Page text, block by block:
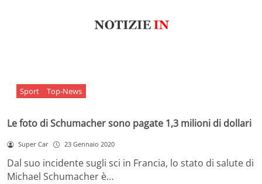
Sport Top-News
Le foto di Schumacher sono pagate 1,3 milioni di dollari
Super Car 23 Gennaio 2020
Dal suo incidente sugli sci in Francia, lo stato di salute di
Michael Schumacher è…